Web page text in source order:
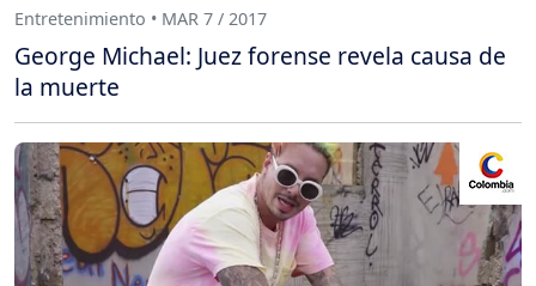
Entretenimiento • MAR 7 / 2017
George Michael: Juez forense revela causa de
la muerte